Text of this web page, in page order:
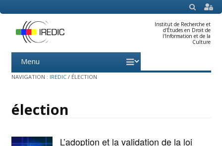
SEARCH
Institut de Recherche et
d'Études en Droit de
l'Information et de la
Culture
Menu
content
NAVIGATION : IREDIC / ÉLECTION
élection
L’adoption et la validation de la loi